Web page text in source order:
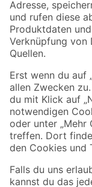
Zahlungsarten
Sicher einkaufen
Jetzt die toom-App
Alle Preisangaben in EUR